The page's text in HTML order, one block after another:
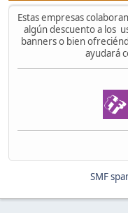
Estas empresas
algún descuento a los
banners o bien
ayudará
SMF